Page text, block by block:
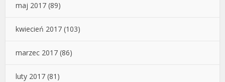
maj 2017 (89)
kwiecień 2017 (103)
marzec 2017 (86)
luty 2017 (81)